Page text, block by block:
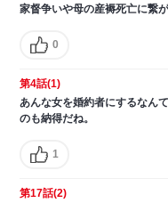
家督争いや母の産褥死亡に繋
0
第4話(1)
あんな女を婚約者にするなん
のも納得だね。
1
第17話(2)